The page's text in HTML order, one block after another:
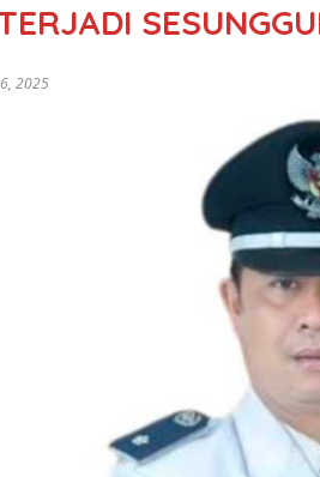
2025